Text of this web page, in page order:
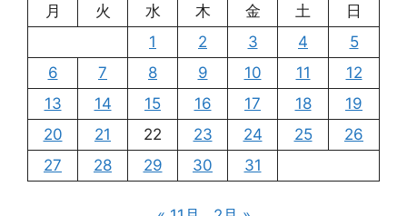
月
火 水 木 金 土
日
1
2 3 4
5
6
7 8 9 10 11
12
13
14 15 16 17 18
19
20
21 22 23 24 25
26
27
28 29 30 31